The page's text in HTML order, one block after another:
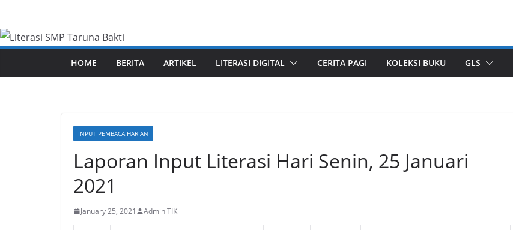
content
HOME BERITA ARTIKEL LITERASI DIGITAL CERITA PAGI KOLEKSI BUKU GLS
INPUT PEMBACA HARIAN
Laporan Input Literasi Hari Senin, 25 Januari
2021
January 25, 2021 Admin TIK